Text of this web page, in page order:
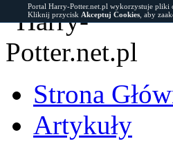
Strona
Artykuły
Portal Harry-Potter.net.pl wykorzystuje
Kliknij przycisk Akceptuj Cookies , aby